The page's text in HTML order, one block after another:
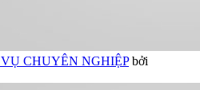
CHUYÊN NGHIỆP bởi